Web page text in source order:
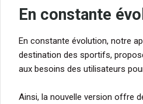
En constante
En constante évolution, notre
destination des sportifs,
aux besoins des utilisateurs
Ainsi, la nouvelle version offre